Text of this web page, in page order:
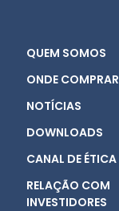
QUEM SOMOS
ONDE COMPRAR
NOTÍCIAS
DOWNLOADS
CANAL DE ÉTICA
RELAÇÃO COM
INVESTIDORES